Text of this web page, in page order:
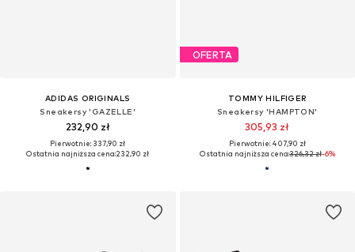
ADIDAS ORIGINALS
Sneakersy 'GAZELLE'
232,90 zł
Pierwotnie: 337,90 zł
Ostatnia najniższa cena:232,90 zł
OFERTA
TOMMY HILFIGER
Sneakersy 'HAMPTON'
305,93 zł
Pierwotnie: 407,90 zł
Ostatnia najniższa cena:326,32 zł-6%